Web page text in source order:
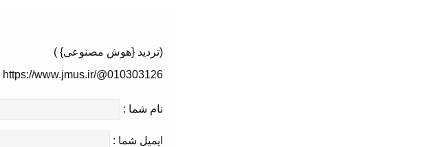
(تردید {هوش مصنوعی} )
https://www.jmus.ir/@010303126
نام شما :
ایمیل شما :